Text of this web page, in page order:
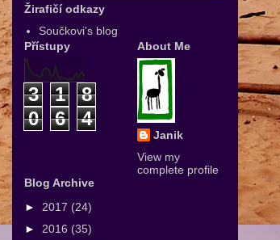
Žirafičí odkazy
Součkovi's blog
Přístupy
3 1
8
0
6 4
About Me
Janik
View my
complete profile
Blog Archive
► 2017 (24)
► 2016 (35)